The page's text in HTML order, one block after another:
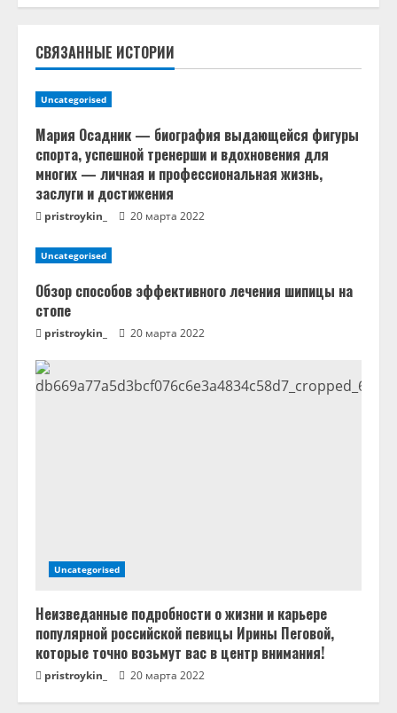
т
ь
ч
т
е
н
и
е
СВЯЗАННЫЕ ИСТОРИИ
Uncategorised
Мария Осадник — биография выдающейся фигуры
спорта, успешной тренерши и вдохновения для
многих — личная и профессиональная жизнь,
заслуги и достижения
pristroykin_ 20 марта 2022
Uncategorised
Обзор способов эффективного лечения шипицы на
стопе
pristroykin_ 20 марта 2022
Uncategorised
Неизведанные подробности о жизни и карьере
популярной российской певицы Ирины Пеговой,
которые точно возьмут вас в центр внимания!
pristroykin_ 20 марта 2022